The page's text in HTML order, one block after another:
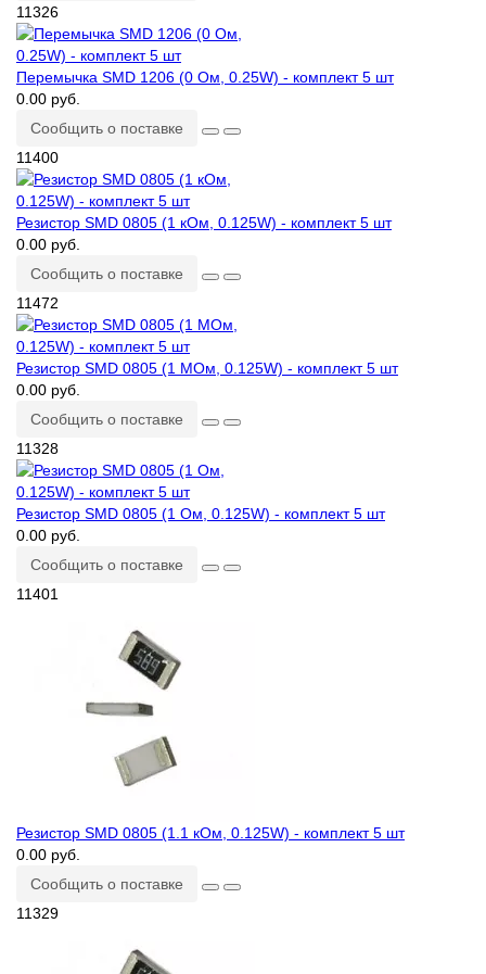
11326
Перемычка SMD 1206 (0 Ом, 0.25W) - комплект 5 шт
0.00 руб.
Сообщить о поставке
11400
Резистор SMD 0805 (1 кОм, 0.125W) - комплект 5 шт
0.00 руб.
Сообщить о поставке
11472
Резистор SMD 0805 (1 МОм, 0.125W) - комплект 5 шт
0.00 руб.
Сообщить о поставке
11328
Резистор SMD 0805 (1 Ом, 0.125W) - комплект 5 шт
0.00 руб.
Сообщить о поставке
11401
Резистор SMD 0805 (1.1 кОм, 0.125W) - комплект 5 шт
0.00 руб.
Сообщить о поставке
11329